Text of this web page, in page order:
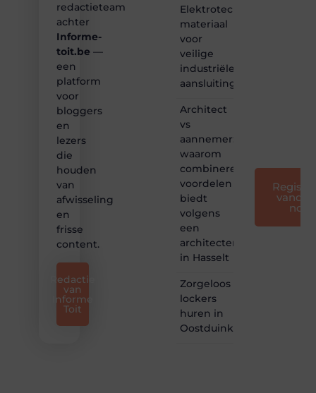
redactieteam
achter
Informe-
toit.be —
een
platform
voor
bloggers
en
lezers
die
houden
van
afwisseling
en
frisse
content.
Redactie
van
Informe
Toit
Elektrotechnisch
materiaal
voor
veilige
industriële
aansluitingen
Architect
vs
aannemer:
waarom
combineren
voordelen
biedt
volgens
een
architectenbureau
in Hasselt
Zorgeloos
lockers
huren in
Oostduinkerke
nog